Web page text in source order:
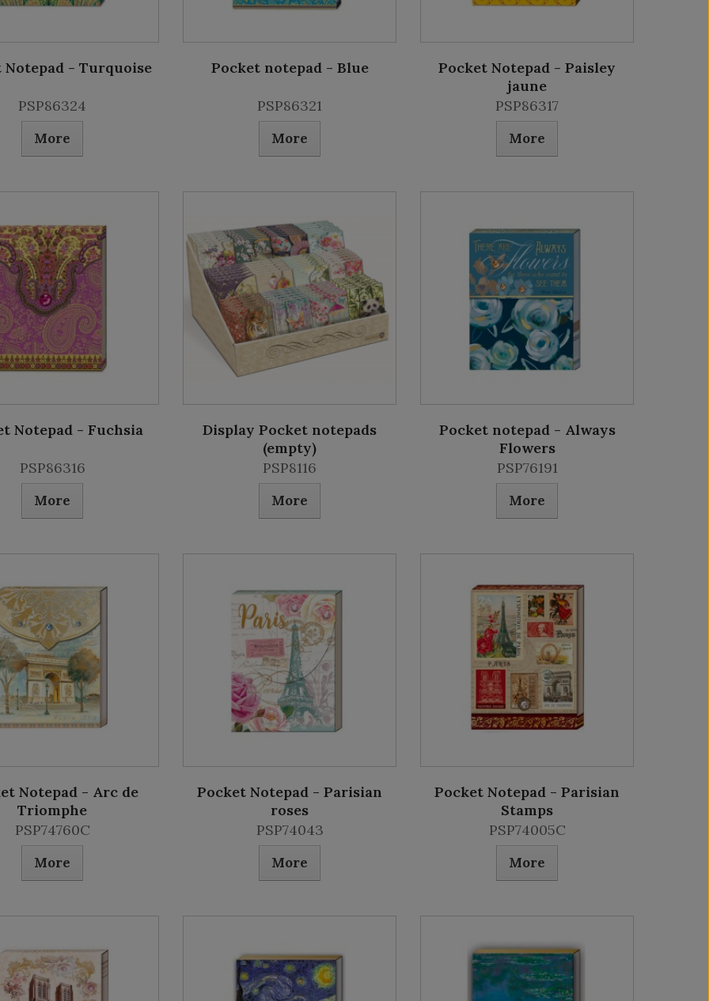
Notepad - Turquoise
PSP86324
More
Pocket notepad - Blue
PSP86321
More
Pocket Notepad - Paisley
jaune
PSP86317
More
Notepad - Fuchsia
PSP86316
More
Display Pocket notepads
(empty)
PSP8116
More
Pocket notepad - Always
Flowers
PSP76191
More
Notepad - Arc de
Triomphe
PSP74760C
More
Pocket Notepad - Parisian
roses
PSP74043
More
Pocket Notepad - Parisian
Stamps
PSP74005C
More